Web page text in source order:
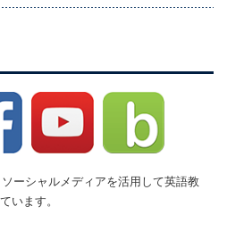
ーシャルメディアを活用して英語教
います。